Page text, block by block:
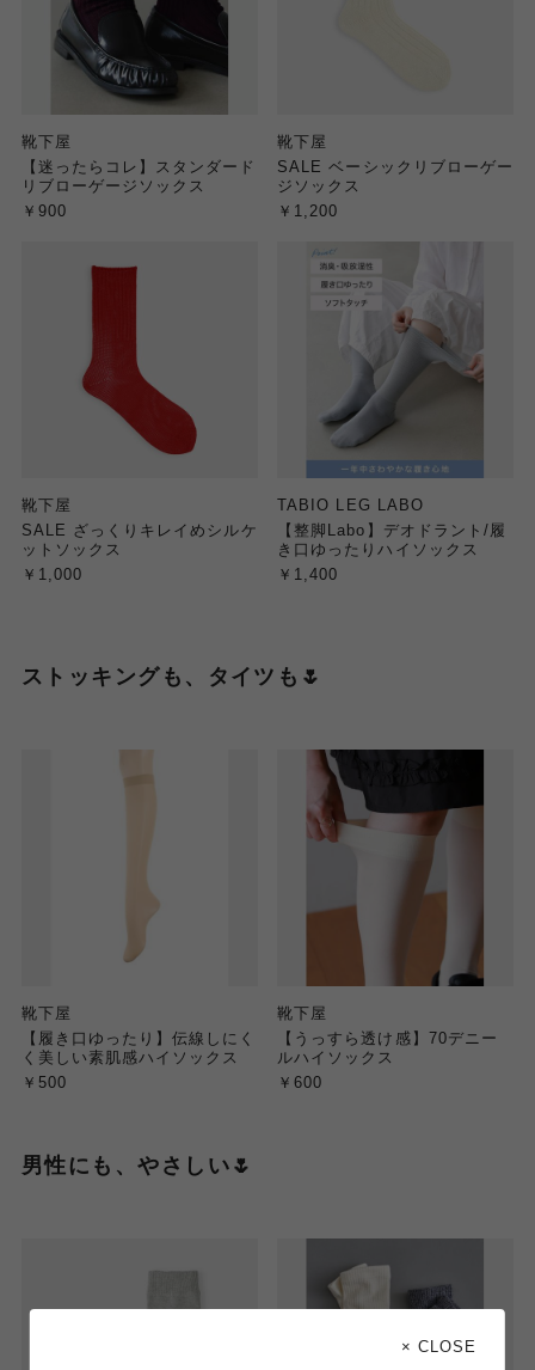
靴下屋
【迷ったらコレ】スタンダード
リブローゲージソックス
￥900
靴下屋
SALE ベーシックリブローゲー
ジソックス
￥1,200
靴下屋
SALE ざっくりキレイめシルケ
ットソックス
￥1,000
TABIO LEG LABO
【整脚Labo】デオドラント/履
き口ゆったりハイソックス
￥1,400
ストッキングも、タイツも🌷
靴下屋
【履き口ゆったり】伝線しにく
く美しい素肌感ハイソックス
￥500
靴下屋
【うっすら透け感】70デニー
ルハイソックス
￥600
男性にも、やさしい🌷
× CLOSE